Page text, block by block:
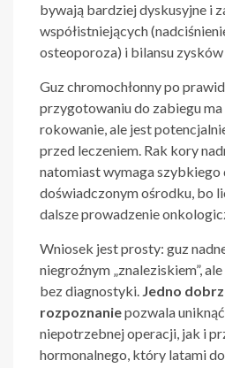
bywają bardziej dyskusyjne i
współistniejących
osteoporoza) i bilansu
Guz chromochłonny po
przygotowaniu do zabiegu
rokowanie, ale jest
przed leczeniem. Rak kory
natomiast wymaga szybkiego
doświadczonym ośrodku, bo
dalsze prowadzenie
Wniosek jest prosty: guz
niegroźnym „znaleziskiem”,
bez diagnostyki. Jedno
rozpoznaniepozwala
niepotrzebnej operacji, jak i
hormonalnego, który latami